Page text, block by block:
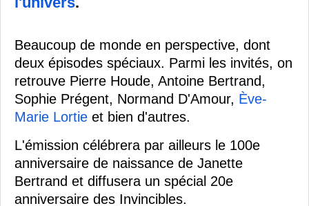
Beaucoup de monde en perspective, dont
deux épisodes spéciaux. Parmi les invités, on
retrouve Pierre Houde, Antoine Bertrand,
Sophie Prégent, Normand D'Amour, Ève-
Marie Lortie et bien d'autres.
L'émission célébrera par ailleurs le 100e
anniversaire de naissance de Janette
Bertrand et diffusera un spécial 20e
anniversaire des Invincibles.